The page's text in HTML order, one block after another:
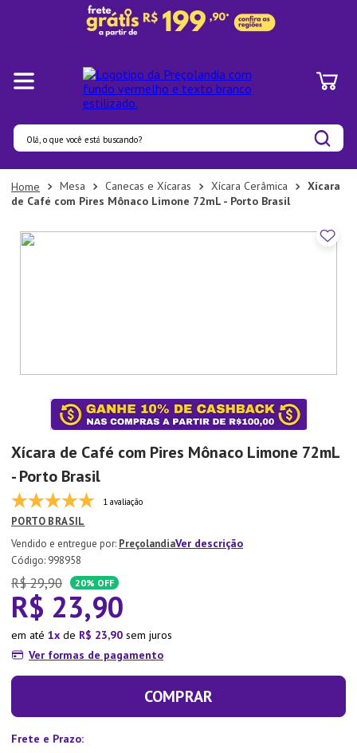
Olá, o que você está buscando?
Mesa Canecas e Xícaras Xícara Cerâmica
Xícara
de Café com Pires Mônaco Limone 72mL - Porto Brasil
Xícara de Café com Pires Mônaco Limone 72mL
- Porto Brasil
1 avaliação
PORTO BRASIL
PreçolandiaVer descrição
: 998958
R$ 29,90 20% OFF
R$ 23,90
em até 1 de R$ 23,90 sem juros
Ver formas de pagamento
COMPRAR
Termos mais buscados
1º
Pratos
2º
Panelas
7º
Copo
Aparelho Jantar
Xicara
10º Lixeira